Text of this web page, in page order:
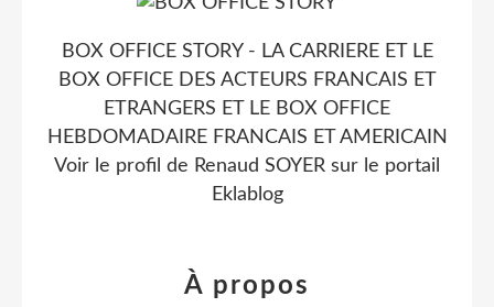
BOX OFFICE STORY - LA CARRIERE ET LE
BOX OFFICE DES ACTEURS FRANCAIS ET
ETRANGERS ET LE BOX OFFICE
HEBDOMADAIRE FRANCAIS ET AMERICAIN
Voir le profil de Renaud SOYER sur le portail
Eklablog
À propos